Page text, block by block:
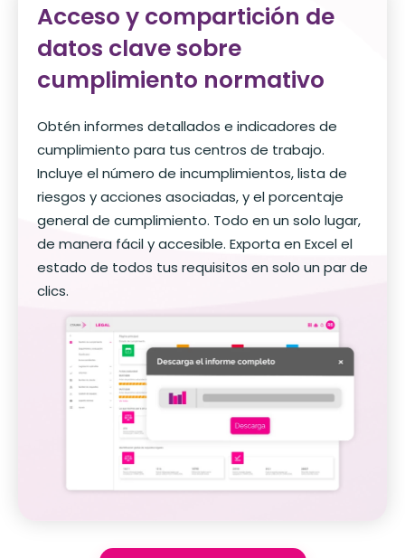
Acceso y compartición de
datos clave sobre
cumplimiento normativo
Obtén informes detallados e indicadores de
cumplimiento para tus centros de trabajo.
Incluye el número de incumplimientos, lista de
riesgos y acciones asociadas, y el porcentaje
general de cumplimiento. Todo en un solo lugar,
de manera fácil y accesible. Exporta en Excel el
estado de todos tus requisitos en solo un par de
clics.